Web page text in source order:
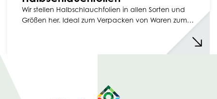
Wir stellen Halbschlauchfolien in allen Sorten und
Größen her. Ideal zum Verpacken von Waren zum…